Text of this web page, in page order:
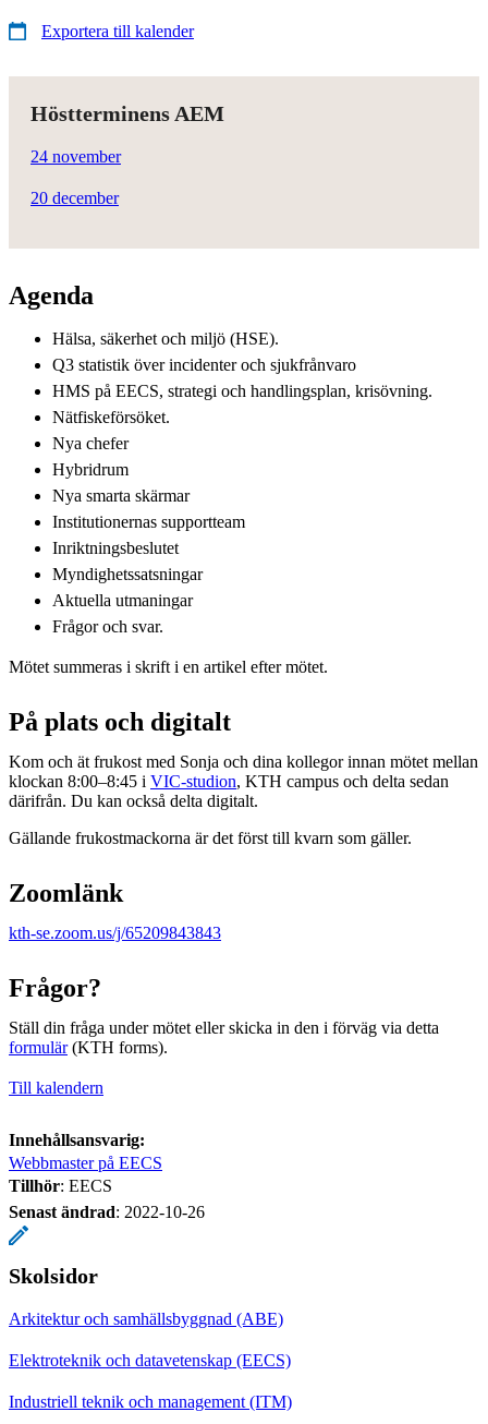
Exportera till kalender
Höstterminens AEM
24 november
20 december
Agenda
Hälsa, säkerhet och miljö (HSE).
Q3 statistik över incidenter och sjukfrånvaro
HMS på EECS, strategi och handlingsplan, krisövning.
Nätfiskeförsöket.
Nya chefer
Hybridrum
Nya smarta skärmar
Institutionernas supportteam
Inriktningsbeslutet
Myndighetssatsningar
Aktuella utmaningar
Frågor och svar.
Mötet summeras i skrift i en artikel efter mötet.
På plats och digitalt
Kom och ät frukost med Sonja och dina kollegor innan mötet mellan
klockan 8:00–8:45 i VIC-studion, KTH campus och delta sedan
därifrån. Du kan också delta digitalt.
Gällande frukostmackorna är det först till kvarn som gäller.
Zoomlänk
kth-se.zoom.us/j/65209843843
Frågor?
Ställ din fråga under mötet eller skicka in den i förväg via detta
formulär(KTH forms).
Till kalendern
Innehållsansvarig:
Webbmaster på EECS
Tillhör: EECS
Senast ändrad: 2022-10-26
Skolsidor
Arkitektur och samhällsbyggnad (ABE)
Elektroteknik och datavetenskap (EECS)
Industriell teknik och management (ITM)